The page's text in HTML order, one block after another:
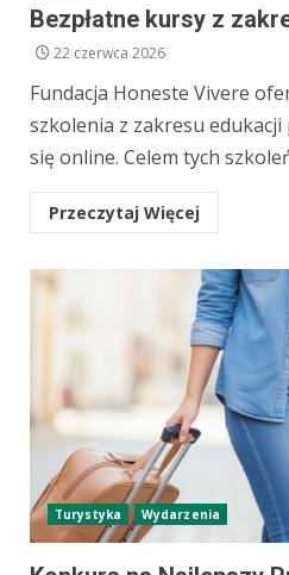
Bezpłatne kursy z
22 czerwca 2026
Fundacja Honeste Vivere
szkolenia z zakresu
się online. Celem tych
Przeczytaj Więcej
Turystyka Wydarzenia